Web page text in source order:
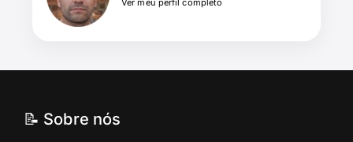
Ver meu perfil completo
📝 Sobre nós